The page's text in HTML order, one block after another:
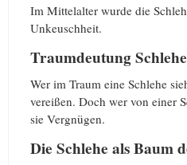
Im Mittelalter wurde die
Unkeuschheit.
Traumdeutung Schlehe
Wer im Traum eine Schlehe
vereißen. Doch wer von einer
sie Vergnügen.
Die Schlehe als Baum